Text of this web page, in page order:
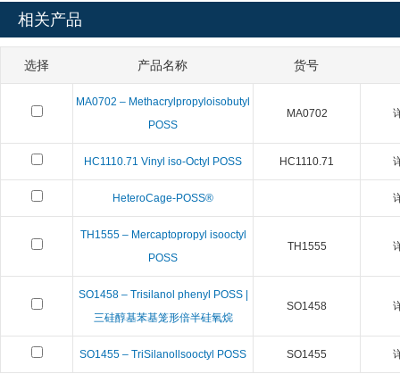
相关产品
选择 产品名称 货号
MA0702 – Methacrylpropyloisobutyl
POSS
MA0702
HC1110.71 Vinyl iso-Octyl POSS HC1110.71
HeteroCage-POSS®
TH1555 – Mercaptopropyl isooctyl
POSS
TH1555
SO1458 – Trisilanol phenyl POSS |
三硅醇基苯基笼形倍半硅氧烷
SO1458
SO1455 – TriSilanollsooctyl POSS SO1455